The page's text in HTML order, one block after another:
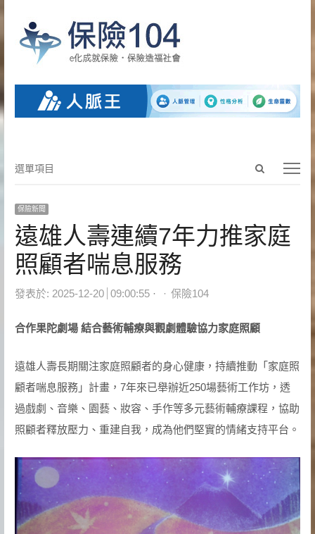
Open
search
選
項
目
選單項目
保險新聞
遠雄人壽連續7年力推家庭
照顧者喘息服務
發表於: 2025-12-20 09:00:55 Author
保險104
合作果陀劇場 結合藝術輔療與觀劇體驗協力家庭照顧
遠雄人壽長期關注家庭照顧者的身心健康，持續推動「家庭照
顧者喘息服務」計畫，7年來已舉辦近250場藝術工作坊，透
過戲劇、音樂、園藝、妝容、手作等多元藝術輔療課程，協助
照顧者釋放壓力、重建自我，成為他們堅實的情緒支持平台。